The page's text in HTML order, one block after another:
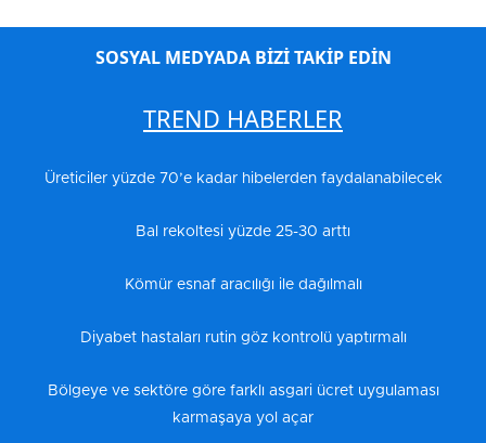
SOSYAL MEDYADA BİZİ TAKİP EDİN
TREND HABERLER
Üreticiler yüzde 70’e kadar hibelerden faydalanabilecek
Bal rekoltesi yüzde 25-30 arttı
Kömür esnaf aracılığı ile dağılmalı
Diyabet hastaları rutin göz kontrolü yaptırmalı
Bölgeye ve sektöre göre farklı asgari ücret uygulaması
karmaşaya yol açar